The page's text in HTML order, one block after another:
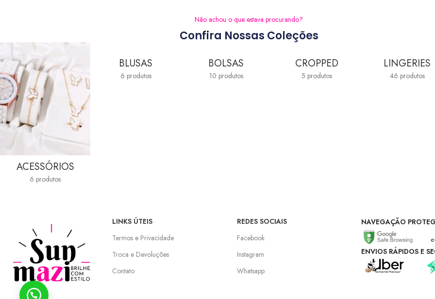
Não achou o que estava procurando?
Confira Nossas Coleções
ACESSÓRIOS
6 produtos
BLUSAS
6 produtos
BOLSAS
10 produtos
CROPPED
5 produtos
LINGERIES
46 produtos
LINKS ÚTEIS
Termos e Privacidade
Troca e Devoluções
Contato
REDES SOCIAIS
Facebook
Instagram
Whatsapp
NAVEGAÇÃO
ENVIOS RÁPIDOS E